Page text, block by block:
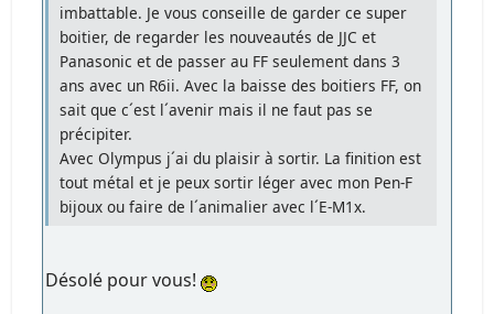
imbattable. Je vous conseille de garder ce super
boitier, de regarder les nouveautés de JJC et
Panasonic et de passer au FF seulement dans 3
ans avec un R6ii. Avec la baisse des boitiers FF, on
sait que c´est l´avenir mais il ne faut pas se
précipiter.
Avec Olympus j´ai du plaisir à sortir. La finition est
tout métal et je peux sortir léger avec mon Pen-F
bijoux ou faire de l´animalier avec l´E-M1x.
Désolé pour vous!